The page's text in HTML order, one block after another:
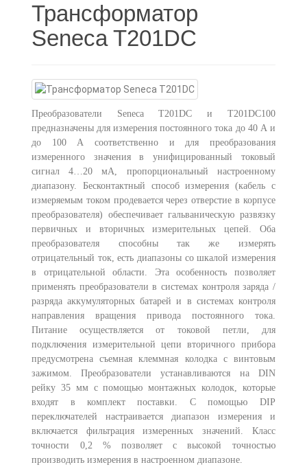
Трансформатор
Seneca T201DC
Преобразователи Seneca T201DC и T201DC100
предназначены для измерения постоянного тока до 40 А и
до 100 А соответственно и для преобразования
измеренного значения в унифицированный токовый
сигнал 4…20 мА, пропорциональный настроенному
диапазону. Бесконтактный способ измерения (кабель с
измеряемым током продевается через отверстие в корпусе
преобразователя) обеспечивает гальваническую развязку
первичных и вторичных измерительных цепей. Оба
преобразователя способны так же измерять
отрицательный ток, есть диапазоны со шкалой измерения
в отрицательной области. Эта особенность позволяет
применять преобразователи в системах контроля заряда /
разряда аккумуляторных батарей и в системах контроля
направления вращения привода постоянного тока.
Питание осуществляется от токовой петли, для
подключения измерительной цепи вторичного прибора
предусмотрена съемная клеммная колодка с винтовым
зажимом. Преобразователи устанавливаются на DIN
рейку 35 мм с помощью монтажных колодок, которые
входят в комплект поставки. С помощью DIP
переключателей настраивается диапазон измерения и
включается фильтрация измеренных значений. Класс
точности 0,2 % позволяет с высокой точностью
производить измерения в настроенном диапазоне.